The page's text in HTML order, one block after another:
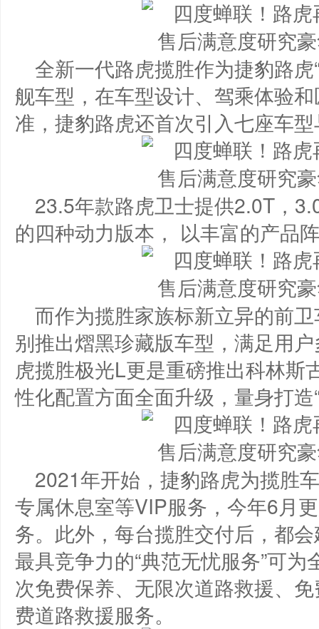
全新一代路虎揽胜作为捷豹路
舰车型，在车型设计、驾乘体验
准，捷豹路虎还首次引入七座车
23.5年款路虎卫士提供2.0T，
的四种动力版本， 以丰富的产品
而作为揽胜家族标新立异的前
别推出熠黑珍藏版车型，满足用
虎揽胜极光L更是重磅推出科林斯
性化配置方面全面升级，量身打造
2021年开始，捷豹路虎为揽胜
专属休息室等VIP服务，今年6月
务。此外，每台揽胜交付后，都
最具竞争力的“典范无忧服务”可
次免费保养、无限次道路救援、
费道路救援服务。